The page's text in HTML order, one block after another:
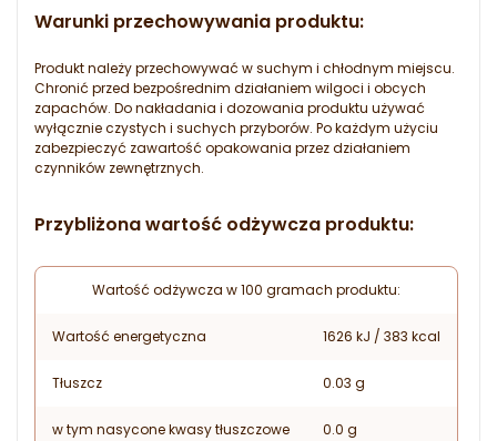
Warunki przechowywania produktu:
Produkt należy przechowywać w suchym i chłodnym miejscu.
Chronić przed bezpośrednim działaniem wilgoci i obcych
zapachów. Do nakładania i dozowania produktu używać
wyłącznie czystych i suchych przyborów. Po każdym użyciu
zabezpieczyć zawartość opakowania przez działaniem
czynników zewnętrznych.
Przybliżona wartość odżywcza produktu:
Wartość odżywcza w 100 gramach produktu:
Wartość energetyczna 1626 kJ / 383 kcal
Tłuszcz 0.03 g
w tym nasycone kwasy tłuszczowe 0.0 g